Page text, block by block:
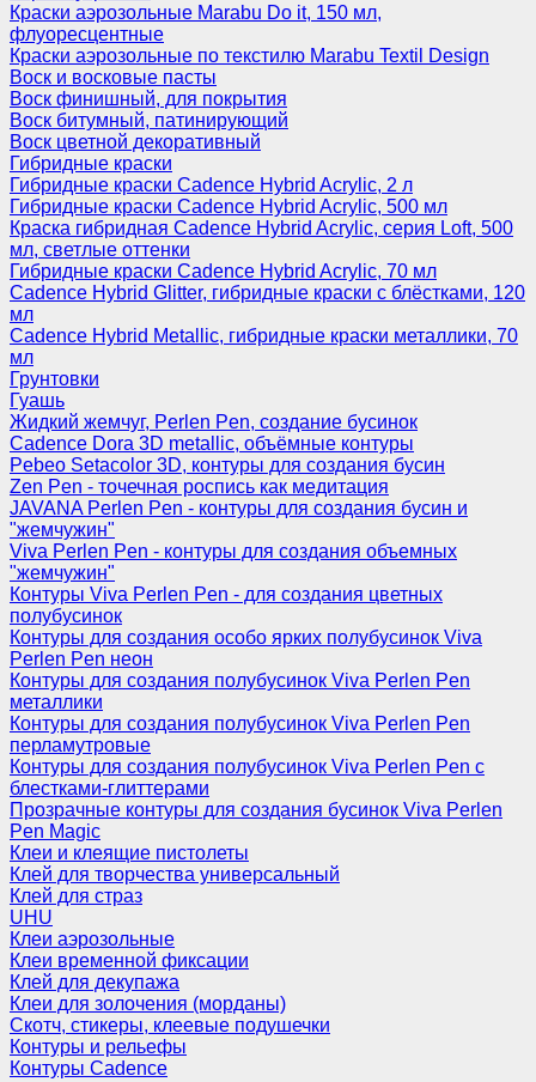
Краски аэрозольные Marabu Do it, 150 мл,
флуоресцентные
Краски аэрозольные по текстилю Marabu Textil Design
Воск и восковые пасты
Воск финишный, для покрытия
Воск битумный, патинирующий
Воск цветной декоративный
Гибридные краски
Гибридные краски Cadence Hybrid Acrylic, 2 л
Гибридные краски Cadence Hybrid Acrylic, 500 мл
Краска гибридная Cadence Hybrid Acrylic, серия Loft, 500
мл, светлые оттенки
Гибридные краски Cadence Hybrid Acrylic, 70 мл
Cadence Hybrid Glitter, гибридные краски с блёстками, 120
мл
Cadence Hybrid Metallic, гибридные краски металлики, 70
мл
Грунтовки
Гуашь
Жидкий жемчуг, Perlen Pen, создание бусинок
Cadence Dora 3D metallic, объёмные контуры
Pebeo Setacolor 3D, контуры для создания бусин
Zen Pen - точечная роспись как медитация
JAVANA Perlen Pen - контуры для создания бусин и
"жемчужин"
Viva Perlen Pen - контуры для создания объемных
"жемчужин"
Контуры Viva Perlen Pen - для создания цветных
полубусинок
Контуры для создания особо ярких полубусинок Viva
Perlen Pen неон
Контуры для создания полубусинок Viva Perlen Pen
металлики
Контуры для создания полубусинок Viva Perlen Pen
перламутровые
Контуры для создания полубусинок Viva Perlen Pen с
блестками-глиттерами
Прозрачные контуры для создания бусинок Viva Perlen
Pen Magic
Клеи и клеящие пистолеты
Клей для творчества универсальный
Клей для страз
UHU
Клеи аэрозольные
Клеи временной фиксации
Клей для декупажа
Клеи для золочения (морданы)
Скотч, стикеры, клеевые подушечки
Контуры и рельефы
Контуры Cadence